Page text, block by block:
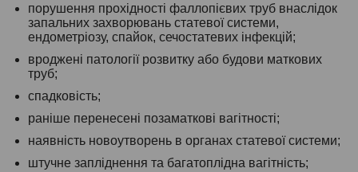
порушення прохідності фаллопієвих труб внаслідок
запальних захворювань статевої системи,
ендометріозу, спайок, сечостатевих інфекцій;
вроджені патології розвитку або будови маткових
труб;
спадковість;
раніше перенесені позаматкові вагітності;
наявність новоутворень в органах статевої системи;
штучне запліднення та багатоплідна вагітність;